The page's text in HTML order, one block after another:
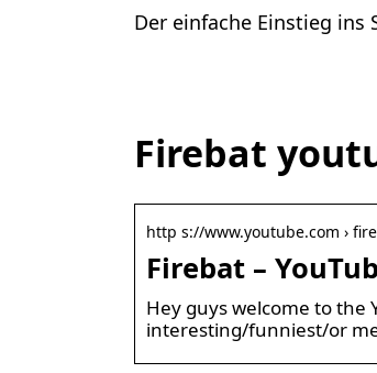
Der einfache Einstieg ins
Firebat
http s://www.youtube.com ›
Firebat –
Hey guys welcome to the
interesting/funniest/or